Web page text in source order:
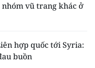
nhóm vũ trang khác ở
hợp quốc tới Syria:
buồn